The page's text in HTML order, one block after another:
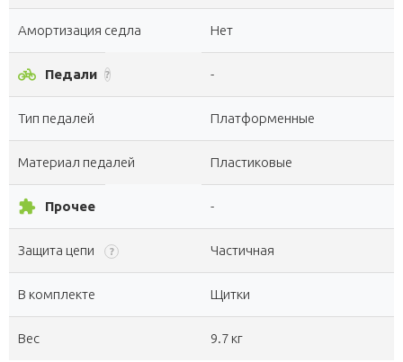
Амортизация седла Нет
pedal_bike Педали ? -
Тип педалей Платформенные
Материал педалей Пластиковые
extension Прочее -
Защита цепи ? Частичная
В комплекте Щитки
Вес 9.7 кг